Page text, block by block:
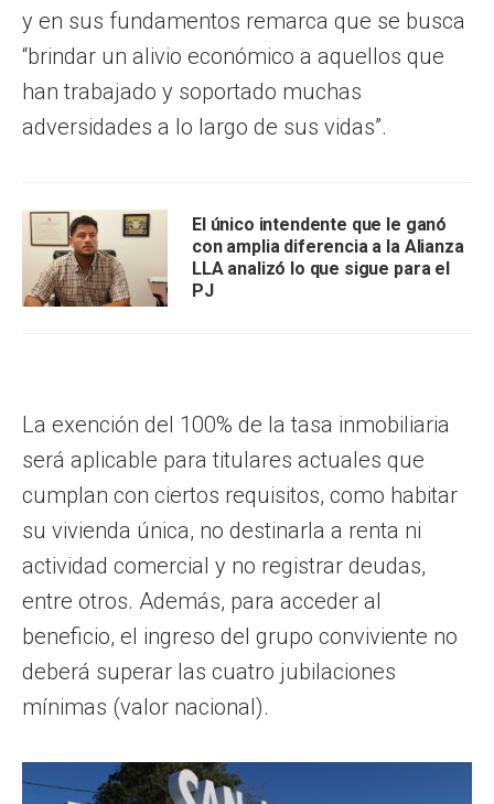
y en sus fundamentos remarca que se busca
“brindar un alivio económico a aquellos que
han trabajado y soportado muchas
adversidades a lo largo de sus vidas”.
El único intendente que le ganó
con amplia diferencia a la Alianza
LLA analizó lo que sigue para el
PJ
La exención del 100% de la tasa inmobiliaria
será aplicable para titulares actuales que
cumplan con ciertos requisitos, como habitar
su vivienda única, no destinarla a renta ni
actividad comercial y no registrar deudas,
entre otros. Además, para acceder al
beneficio, el ingreso del grupo conviviente no
deberá superar las cuatro jubilaciones
mínimas (valor nacional).